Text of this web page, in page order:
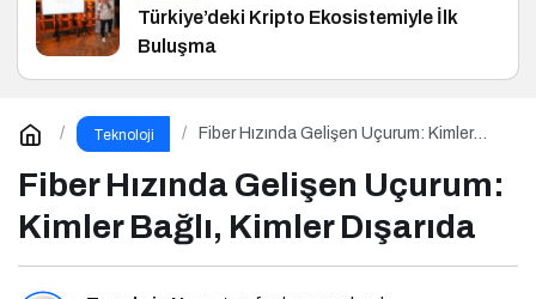
Türkiye’deki Kripto Ekosistemiyle İlk
Buluşma
Teknoloji
Fiber Hızında Gelişen Uçurum: Kimler
Fiber Hızında Gelişen Uçurum:
Kimler Bağlı, Kimler Dışarıda